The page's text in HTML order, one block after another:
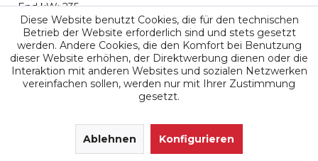
End kW: 235
End Nm: 450
799,00 € 899,00 €
Diese Website benutzt Cookies, die für den technischen
Betrieb der Website erforderlich sind und stets gesetzt
werden. Andere Cookies, die den Komfort bei Benutzung
dieser Website erhöhen, der Direktwerbung dienen oder die
Interaktion mit anderen Websites und sozialen Netzwerken
vereinfachen sollen, werden nur mit Ihrer Zustimmung
gesetzt.
Ablehnen Konfigurieren
SEHR GUT (4.9 / 5)
Bewertungen bei: google.de, shopvote.de ⓘ
Informationen zur Echtheit der Bewertungen